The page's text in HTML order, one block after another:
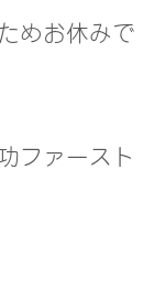
めお休みで
ファースト